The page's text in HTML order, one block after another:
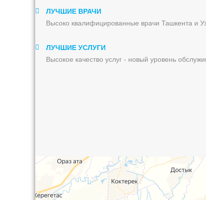
ЛУЧШИЕ ВРАЧИ
Высоко квалифицированные врачи Ташкента и
ЛУЧШИЕ УСЛУГИ
Высокое качество услуг - новый уровень